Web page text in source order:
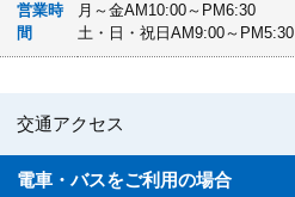
営業時
間
月～金AM10:00～PM6:30
土・日・祝日AM9:00～PM5:30
交通アクセス
電車・バスをご利用の場合